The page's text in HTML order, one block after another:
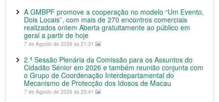
A GMBPF promove a cooperação no modelo “Um Evento,
Dois Locais”, com mais de 270 encontros comerciais
realizados ontem Aberta gratuitamente ao público em
geral a partir de hoje
7 de Agosto de 2026 às 21:31
2.ª Sessão Plenária da Comissão para os Assuntos do
Cidadão Sénior em 2026 e também reunião conjunta com
o Grupo de Coordenação Interdepartamental do
Mecanismo de Protecção dos Idosos de Macau
7 de Agosto de 2026 às 20:41